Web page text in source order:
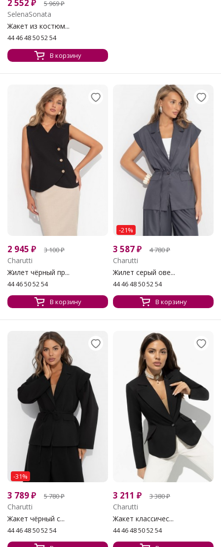
2 552 ₽ 5 969₽
SelenaSonata
Жакет из костюм...
44 46 48 50 52 54
В корзину
2 945 ₽ 3 100₽
Charutti
Жилет чёрный пр...
44 46 50 52 54
В корзину
-21%
3 587₽ 4 780₽
Charutti
Жилет серый ове...
44 46 48 50 52 54
В корзину
-31%
3 789₽ 5 780₽
Charutti
Жакет чёрный с...
44 46 48 50 52 54
3 211 ₽ 3 380₽
Charutti
Жакет классичес...
44 46 48 50 52 54